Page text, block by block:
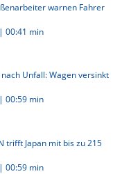
warnen Fahrer
|00:41 min
Unfall: Wagen versinkt
|00:59 min
trifft Japan mit bis zu 215
|00:59 min